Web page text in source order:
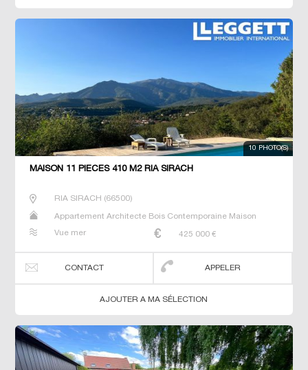
10 PHOTO(S)
MAISON 11 PIECES 410 M2 RIA SIRACH
RIA SIRACH (66500)
Appartement Architecte Bois Contemporaine Maison
Vue mer
425 000 €
CONTACT APPELER
AJOUTER A MA SÉLECTION